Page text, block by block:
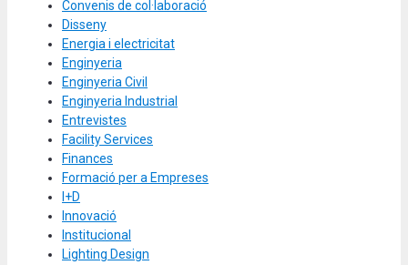
Convenis de col·laboració
Disseny
Energia i electricitat
Enginyeria
Enginyeria Civil
Enginyeria Industrial
Entrevistes
Facility Services
Finances
Formació per a Empreses
I+D
Innovació
Institucional
Lighting Design